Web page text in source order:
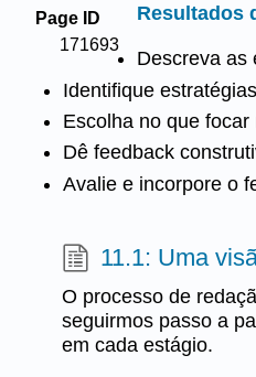
Page ID
171693
Resultados
Descreva as
Identifique
Escolha no que focar
Dê feedback
Avalie e incorpore o
11.1: Uma
O processo de
seguirmos passo a
em cada estágio.